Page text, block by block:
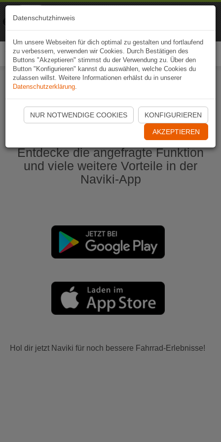
Naviki App jetzt öffnen
Entdecke die angefragte Funktion
und viele weitere Vorteile in der
Naviki-App
Hol dir jetzt Naviki für noch bessere Fahrrad-Erlebnisse!
Datenschutzhinweis
Um unsere Webseiten für dich optimal zu gestalten und fortlaufend
zu verbessern, verwenden wir Cookies. Durch Bestätigen des
Buttons "Akzeptieren" stimmst du der Verwendung zu. Über den
Button "Konfigurieren" kannst du auswählen, welche Cookies du
zulassen willst. Weitere Informationen erhälst du in unserer
Datenschutzerklärung.
NUR NOTWENDIGE COOKIES KONFIGURIEREN
AKZEPTIEREN
Naviki